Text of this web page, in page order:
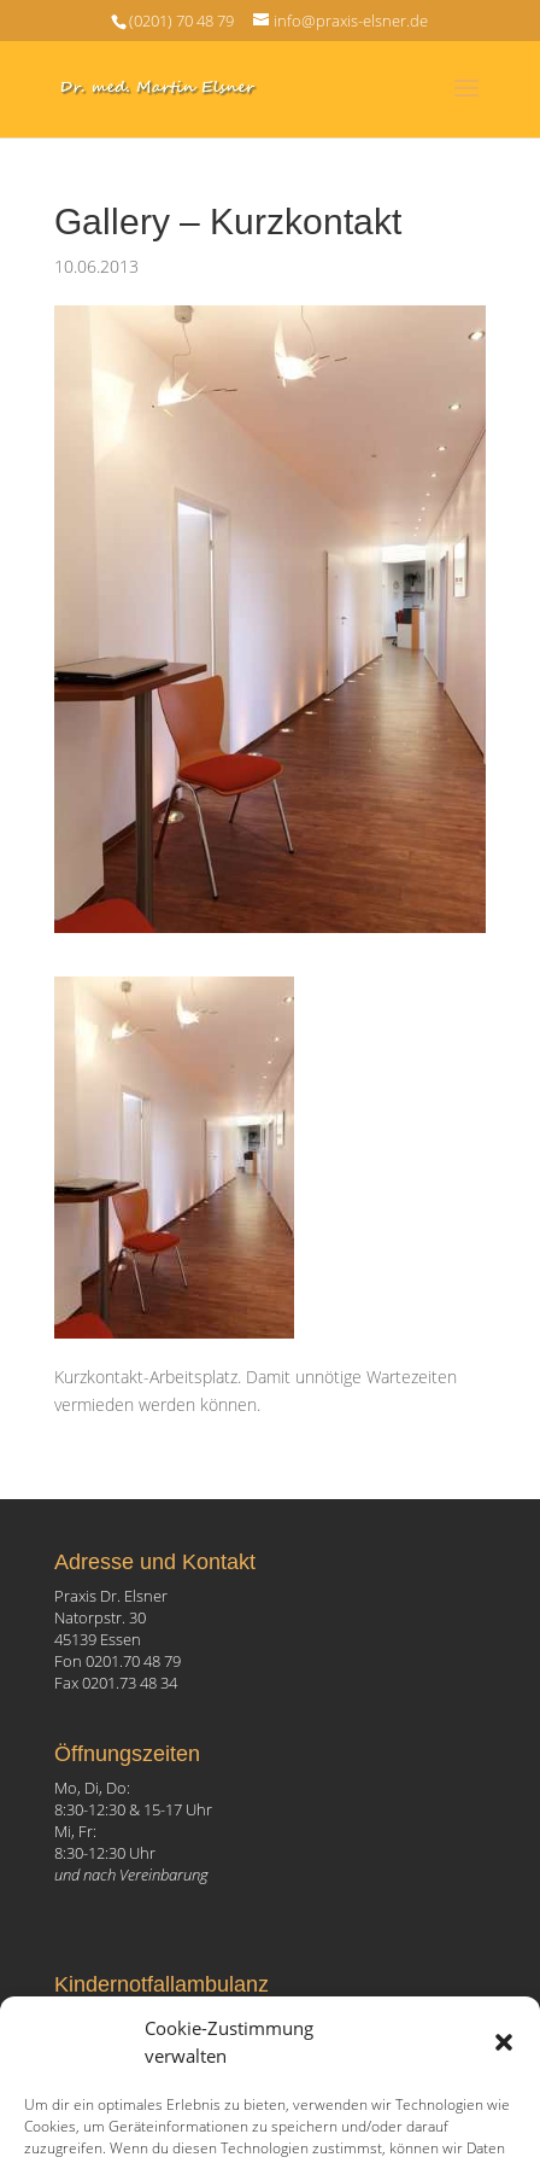
Cookie-Zustimmung
verwalten
Um dir ein optimales Erlebnis zu bieten, verwenden wir Technologien wie
Cookies, um Geräteinformationen zu speichern und/oder darauf
zuzugreifen. Wenn du diesen Technologien zustimmst, können wir Daten
(0201) 70 48 79 info@praxis-elsner.de
Gallery – Kurzkontakt
10.06.2013
Kurzkontakt-Arbeitsplatz. Damit unnötige Wartezeiten
vermieden werden können.
Adresse und Kontakt
Praxis Dr. Elsner
Natorpstr. 30
45139 Essen
Fon 0201.70 48 79
Fax 0201.73 48 34
Öffnungszeiten
Mo, Di, Do:
8:30-12:30 & 15-17 Uhr
Mi, Fr:
8:30-12:30 Uhr
und nach Vereinbarung
Kindernotfallambulanz
Elisabeth-Krankenhaus
Ruhrallee 81, 45138 Essen
Fon 0201.27 99 096